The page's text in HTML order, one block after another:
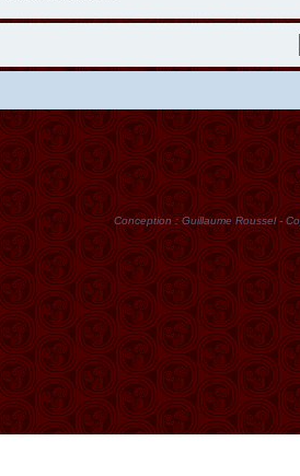
Conception : Guillaume Roussel -